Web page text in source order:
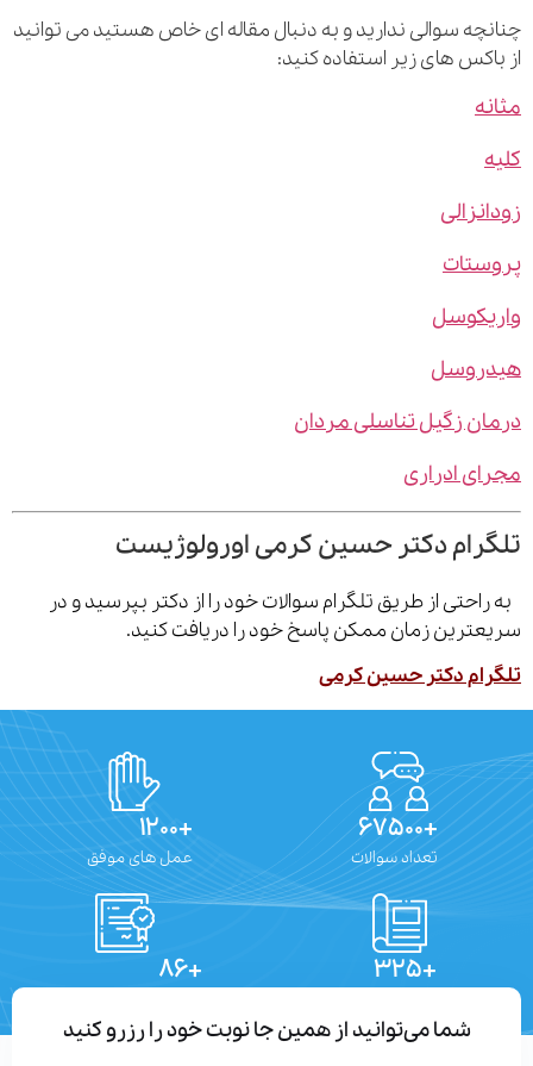
سوالی ندارید و به دنبال مقاله ای خاص هستید می توانید
های زیر استفاده کنید:
زگیل تناسلی مردان
ادراری
دکتر حسین کرمی اورولوژیست
از طریق تلگرام سوالات خود را از دکتر بپرسید و در
زمان ممکن پاسخ خود را دریافت کنید.
دکتر حسین کرمی
تعداد سوالات عمل های موفق
شما می‌توانید از همین جا نوبت خود را رزرو کنید